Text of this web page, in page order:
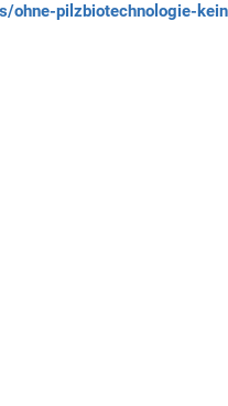
pilzbiotechnologie-